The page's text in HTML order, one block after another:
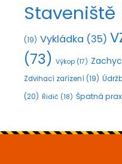
Staveniště
(19) Vykládka (35)
(73) Výkop (17)
Zdvihací zařízení (19)
(20) Řidič (18) Špatná